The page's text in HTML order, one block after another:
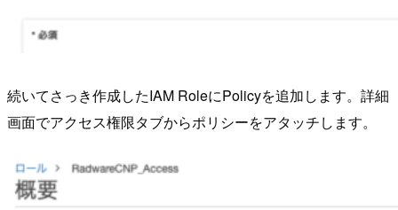
続いてさっき作成したIAM RoleにPolicyを追加します。詳細
画面でアクセス権限タブからポリシーをアタッチします。